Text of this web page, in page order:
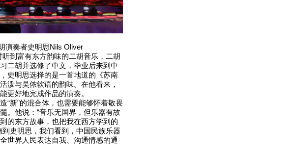
演奏者史明思Nils Oliver
到富有东方韵味的二胡音乐，二胡
二胡并选修了中文，毕业后来到中
史明思选择的是一首地道的《苏南
与吴侬软语的韵味。在他看来，
更好地完成作品的演奏。
“新”的混合体，也需要能够怀着敬畏
。他说：“音乐无国界，但乐器有故
的东方故事，也把我在西方学到的
史明思，我们看到，中国民族乐器
世界人民表达自我、沟通情感的通